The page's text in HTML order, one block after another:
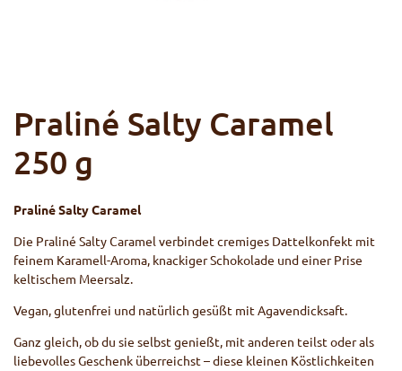
Praliné Salty Caramel
250 g
PralinéSalty Caramel
Die Praliné Salty Caramel verbindet cremiges Dattelkonfekt mit
feinem Karamell-Aroma, knackiger Schokolade und einer Prise
keltischem Meersalz.
Vegan, glutenfrei und natürlich gesüßt mit Agavendicksaft.
Ganz gleich, ob du sie selbst genießt, mit anderen teilst oder als
liebevolles Geschenk überreichst – diese kleinen Köstlichkeiten